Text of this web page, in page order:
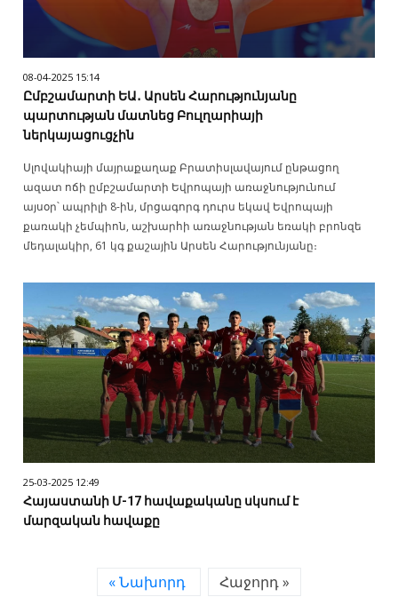
08-04-2025 15:14
Ըմբշամարտի ԵԱ․ Արսեն Հարությունյանը
պարտության մատնեց Բուլղարիայի
ներկայացուցչին
Սլովակիայի մայրաքաղաք Բրատիսլավայում ընթացող
ազատ ոճի ըմբշամարտի Եվրոպայի առաջնությունում
այսօր՝ ապրիլի 8-ին, մրցագորգ դուրս եկավ Եվրոպայի
քառակի չեմպիոն, աշխարհի առաջնության եռակի բրոնզե
մեդալակիր, 61 կգ քաշային Արսեն Հարությունյանը։
25-03-2025 12:49
Հայաստանի Մ-17 հավաքականը սկսում է
մարզական հավաքը
« Նախորդ Հաջորդ »